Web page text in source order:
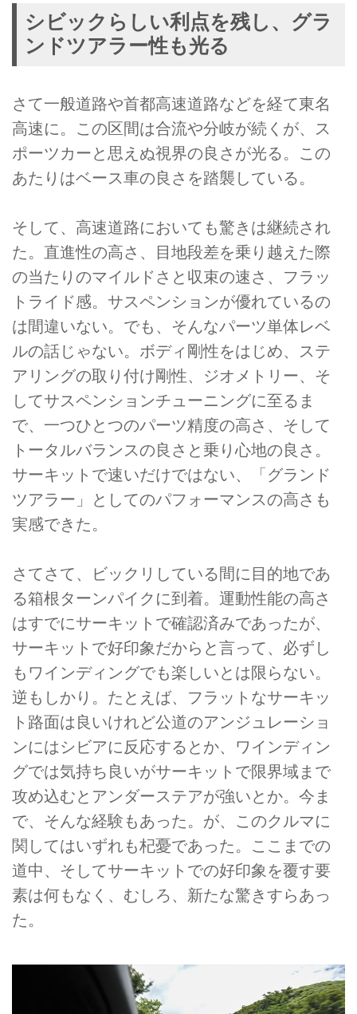
シビックらしい利点を残し、グラ
ンドツアラー性も光る
さて一般道路や首都高速道路などを経て東名
高速に。この区間は合流や分岐が続くが、ス
ポーツカーと思えぬ視界の良さが光る。この
あたりはベース車の良さを踏襲している。
そして、高速道路においても驚きは継続され
た。直進性の高さ、目地段差を乗り越えた際
の当たりのマイルドさと収束の速さ、フラッ
トライド感。サスペンションが優れているの
は間違いない。でも、そんなパーツ単体レベ
ルの話じゃない。ボディ剛性をはじめ、ステ
アリングの取り付け剛性、ジオメトリー、そ
してサスペンションチューニングに至るま
で、一つひとつのパーツ精度の高さ、そして
トータルバランスの良さと乗り心地の良さ。
サーキットで速いだけではない、「グランド
ツアラー」としてのパフォーマンスの高さも
実感できた。
さてさて、ビックリしている間に目的地であ
る箱根ターンパイクに到着。運動性能の高さ
はすでにサーキットで確認済みであったが、
サーキットで好印象だからと言って、必ずし
もワインディングでも楽しいとは限らない。
逆もしかり。たとえば、フラットなサーキッ
ト路面は良いけれど公道のアンジュレーショ
ンにはシビアに反応するとか、ワインディン
グでは気持ち良いがサーキットで限界域まで
攻め込むとアンダーステアが強いとか。今ま
で、そんな経験もあった。が、このクルマに
関してはいずれも杞憂であった。ここまでの
道中、そしてサーキットでの好印象を覆す要
素は何もなく、むしろ、新たな驚きすらあっ
た。